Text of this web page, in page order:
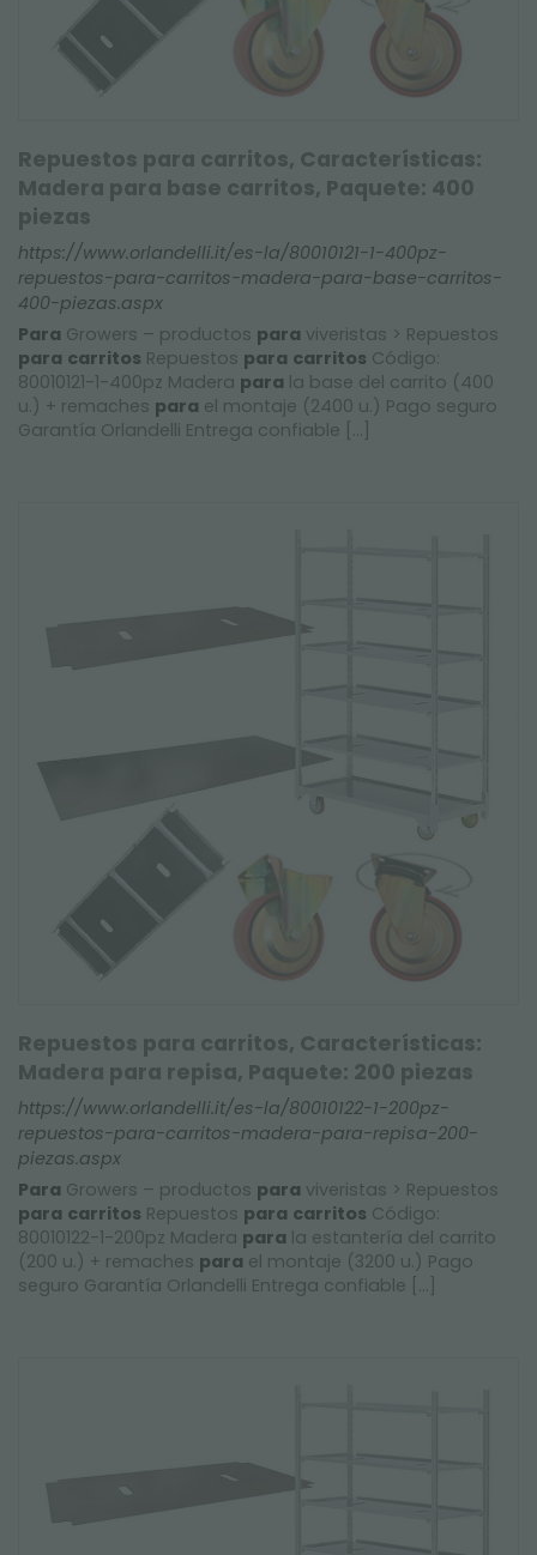
Repuestos para carritos, Características:
Madera para base carritos, Paquete: 400
piezas
https://www.orlandelli.it/es-la/80010121-1-400pz-
repuestos-para-carritos-madera-para-base-carritos-
400-piezas.aspx
Para Growers – productos para viveristas > Repuestos
para carritos Repuestos para carritos Código:
80010121-1-400pz Madera para la base del carrito (400
u.) + remaches para el montaje (2400 u.) Pago seguro
Garantía Orlandelli Entrega confiable [...]
Repuestos para carritos, Características:
Madera para repisa, Paquete: 200 piezas
https://www.orlandelli.it/es-la/80010122-1-200pz-
repuestos-para-carritos-madera-para-repisa-200-
piezas.aspx
Para Growers – productos para viveristas > Repuestos
para carritos Repuestos para carritos Código:
80010122-1-200pz Madera para la estantería del carrito
(200 u.) + remaches para el montaje (3200 u.) Pago
seguro Garantía Orlandelli Entrega confiable [...]